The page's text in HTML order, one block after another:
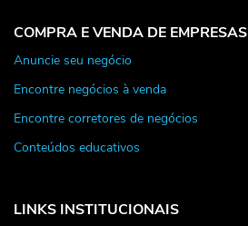
COMPRA E VENDA DE EMPRESAS
Anuncie seu negócio
Encontre negócios à venda
Encontre corretores de negócios
Conteúdos educativos
LINKS INSTITUCIONAIS